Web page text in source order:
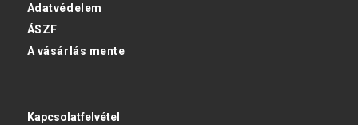
Adatvédelem
ÁSZF
A vásárlás mente
Kapcsolatfelvétel